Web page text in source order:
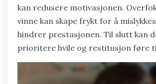
kan redusere motivasjonen.
vinne kan skape frykt for å
hindrer prestasjonen. Til slutt kan
prioritere hvile og restitusjon føre